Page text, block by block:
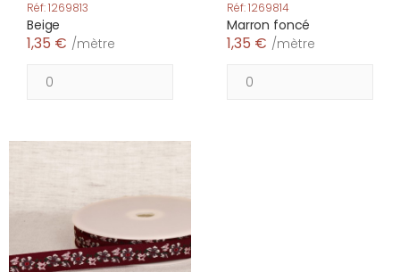
Réf: 1269813
Beige
1,35 € /mètre
Réf: 1269814
Marron foncé
1,35 € /mètre